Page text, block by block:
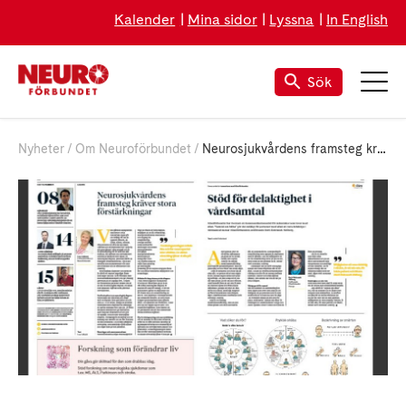
Kalender Mina sidor Lyssna In English
Sök
Nyheter Om Neuroförbundet Neurosjukvårdens framsteg kräver stora förstärkningar